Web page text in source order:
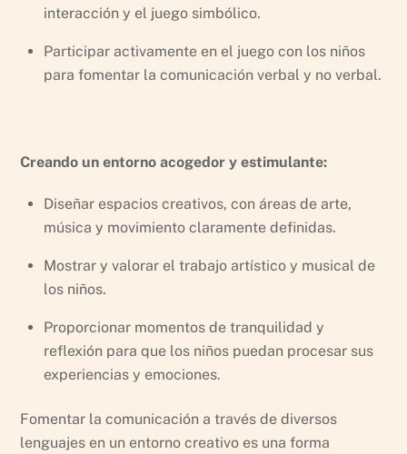
interacción y el juego simbólico.
Participar activamente en el juego con los niños
para fomentar la comunicación verbal y no verbal.
Creando un entorno acogedor y estimulante:
Diseñar espacios creativos, con áreas de arte,
música y movimiento claramente definidas.
Mostrar y valorar el trabajo artístico y musical de
los niños.
Proporcionar momentos de tranquilidad y
reflexión para que los niños puedan procesar sus
experiencias y emociones.
Fomentar la comunicación a través de diversos
lenguajes en un entorno creativo es una forma